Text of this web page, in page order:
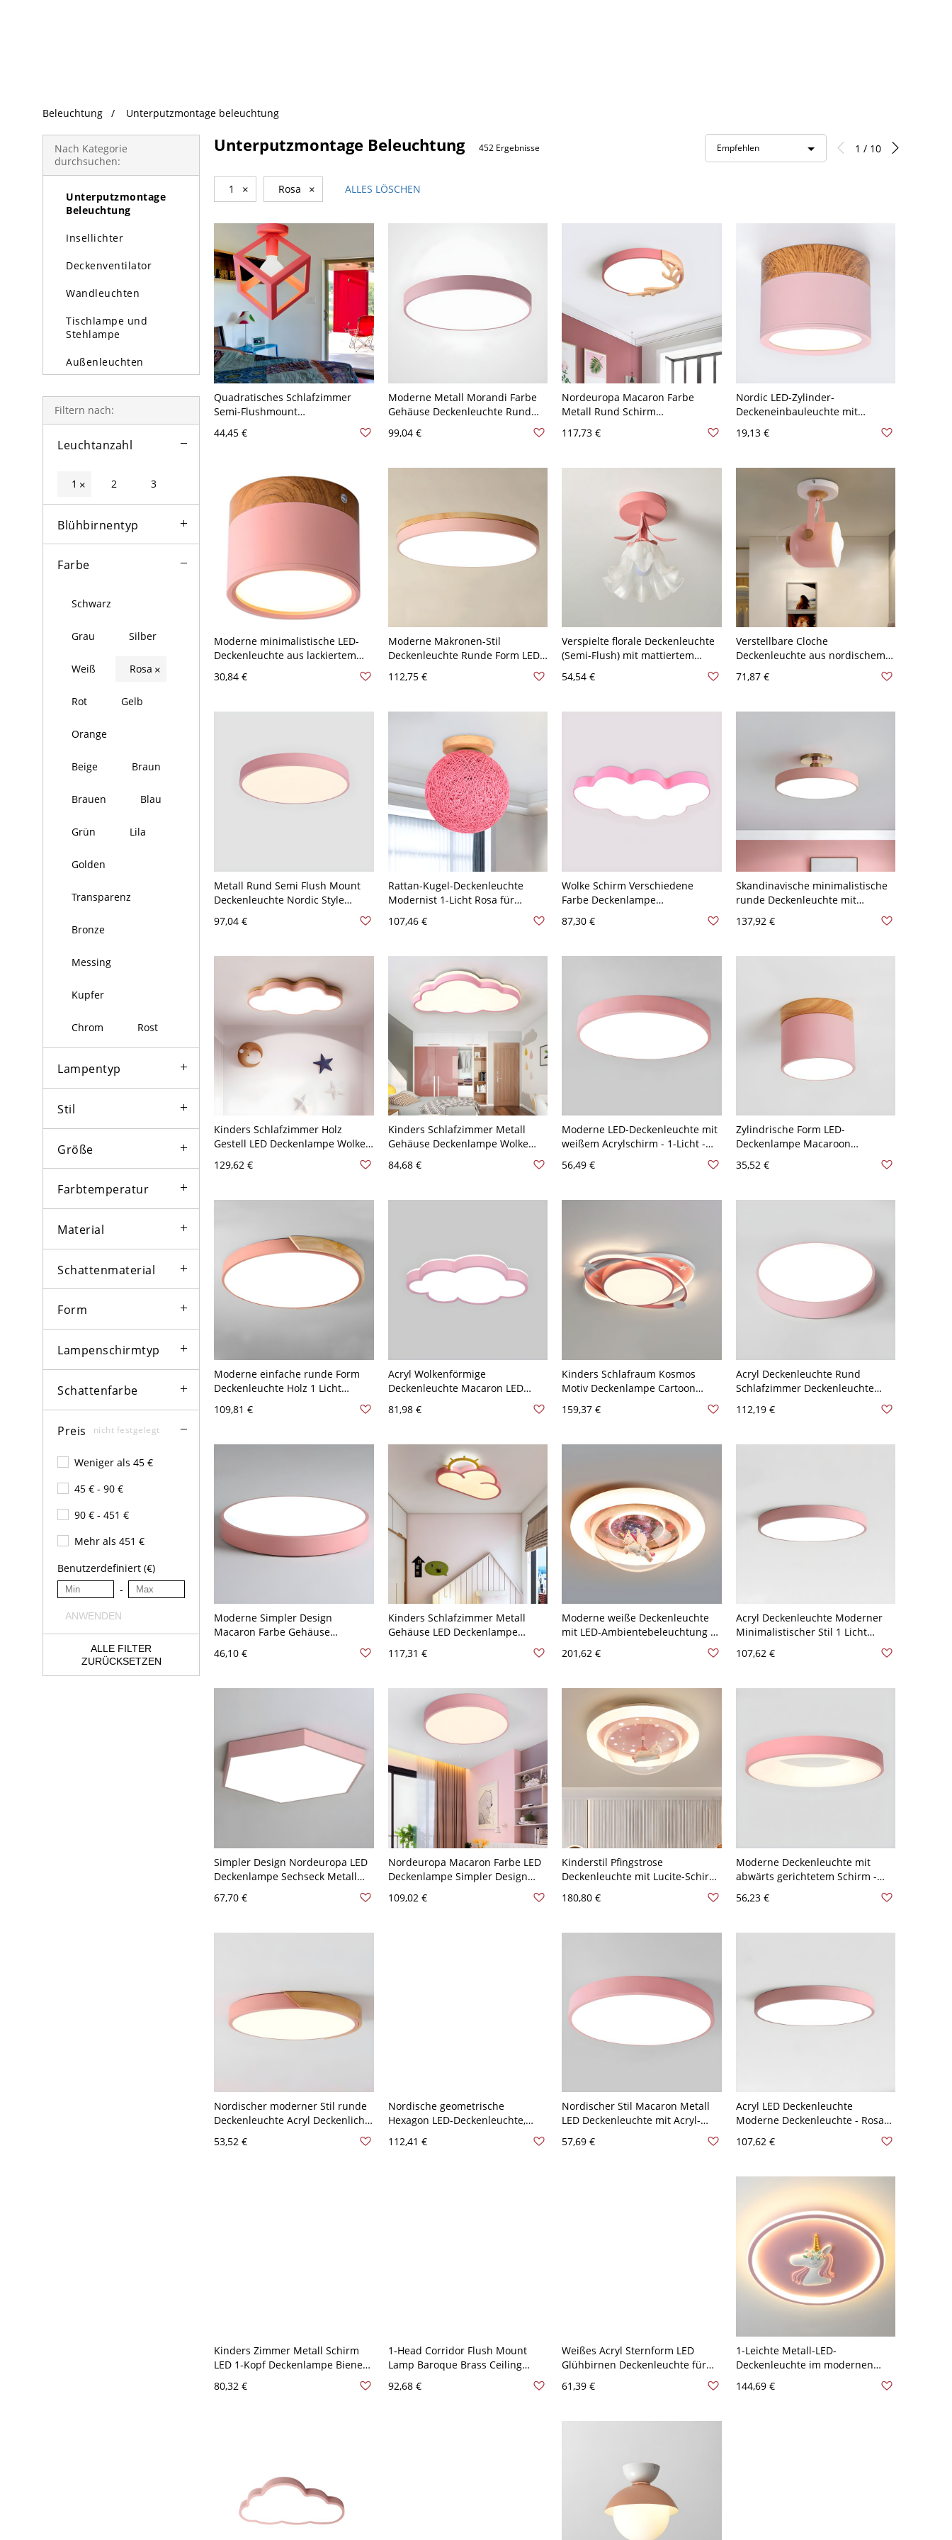
Beleuchtung Unterputzmontage beleuchtung
Nach Kategorie
durchsuchen:
Beleuchtung
Kronleuchter
Pendelleuchte
Unterputzmontage
Beleuchtung
Insellichter
Deckenventilator
Wandleuchten
Tischlampe und
Stehlampe
Außenleuchten
Filtern nach:
Leuchtanzahl
1 × 2 3
Blühbirnentyp
Farbe
Schwarz
Grau Silber
Weiß Rosa ×
Rot Gelb
Orange
Beige Braun
Brauen Blau
Grün Lila
Golden
Transparenz
Bronze
Messing
Kupfer
Chrom Rost
Lampentyp
Stil
Größe
Farbtemperatur
Material
Schattenmaterial
Form
Lampenschirmtyp
Schattenfarbe
Preis nicht festgelegt
Weniger als 45 €
45 € - 90 €
90 € - 451 €
Mehr als 451 €
Benutzerdefiniert (€)
-
ANWENDEN
ALLE FILTER
ZURÜCKSETZEN
Unterputzmontage Beleuchtung 452 Ergebnisse Empfehlen 1 / 10
1 × Rosa × ALLES LÖSCHEN
Quadratisches Schlafzimmer
Semi-Flushmount
Zeitgenössisches Metall 1 Birne
Rosa Flush Deckenleuchte
44,45 €
Moderne Metall Morandi Farbe
Gehäuse Deckenleuchte Rund
Schirm LED 1-Licht Deckenlampe
- Rosa 110V-120V 22,86 cm
99,04 €
Nordeuropa Macaron Farbe
Metall Rund Schirm
Deckenlampe Geweih Dekor LED
1-Licht Deckenleuchte - Rosa
117,73 €
Nordic LED-Zylinder-
Deckeneinbauleuchte mit
Holzmaserung - Rosa 110V-120V
Weißlicht
19,13 €
Moderne minimalistische LED-
Deckenleuchte aus lackiertem
Rosa 110V-120V Weißlicht
30,84 €
Moderne Makronen-Stil
Deckenleuchte Runde Form LED-
Schlafzimmer - Rosa 110V-120V
112,75 €
Verspielte florale Deckenleuchte
(Semi-Flush) mit mattiertem
Glasblütenblatt-Schirm für Flur
und Kinderzimmer - Rosa 110V-
54,54 €
Verstellbare Cloche
Deckenleuchte aus nordischem
Pink für den Flur
71,87 €
Metall Rund Semi Flush Mount
Deckenleuchte Nordic Style
Schlafzimmer Semi Flush Mount
Deckenleuchte - Rosa 110V-120V
97,04 €
Rattan-Kugel-Deckenleuchte
Modernist 1-Licht Rosa für
Badezimmer mit Holz-Canopy, 6"
Dia
107,46 €
Wolke Schirm Verschiedene
Farbe Deckenlampe
Deckenleuchte - Rosa 110V-120V
87,30 €
Skandinavische minimalistische
runde Deckenleuchte mit
goldenen Akzenten - Rosa 110V-
120V 30,48 cm
137,92 €
Kinders Schlafzimmer Holz
Gestell LED Deckenlampe Wolke
Metall Macaron Farbe Schirm 1-
Licht Deckenleuchte - Rosa 110V-
129,62 €
Kinders Schlafzimmer Metall
Gehäuse Deckenlampe Wolke
Deckenleuchte - Rosa 110V-120V
84,68 €
Moderne LED-Deckenleuchte mit
weißem Acrylschirm - 1-Licht -
Weißlicht
56,49 €
Zylindrische Form LED-
Deckenlampe Macaroon
Mount für Balkon - Rosa 110V-
35,52 €
Moderne einfache runde Form
Deckenleuchte Holz 1 Licht
Deckenleuchte LED-Lichter - Rosa
110V-120V 30,48 cm Weißlicht
109,81 €
Acryl Wolkenförmige
Deckenleuchte Macaron LED
Weißlicht Rosa
81,98 €
Kinders Schlafraum Kosmos
Motiv Deckenlampe Cartoon
Deckenleuchte - Rosa 110V-120V
159,37 €
Acryl Deckenleuchte Rund
Schlafzimmer Deckenleuchte
Flush Mount Lichter - Rosa 110V-
120V 30,48 cm
112,19 €
Moderne Simpler Design
Macaron Farbe Gehäuse
Deckenlampe Rund LED 1-Licht
Deckenleuchte - Rosa 110V-120V
46,10 €
Kinders Schlafzimmer Metall
Gehäuse LED Deckenlampe
Deckenleuchte - Rosa 110V-120V
117,31 €
Moderne weiße Deckenleuchte
mit LED-Ambientebeleuchtung -
201,62 €
Acryl Deckenleuchte Moderner
Minimalistischer Stil 1 Licht
Deckenleuchte - Rosa 110V-120V
30,48 cm Rund
107,62 €
Simpler Design Nordeuropa LED
Deckenlampe Sechseck Metall
Schirm 1-Licht Deckenleuchte -
Rosa 110V-120V 40,64 cm
67,70 €
Nordeuropa Macaron Farbe LED
Deckenlampe Simpler Design
Rosa 110V-120V 22,86 cm
109,02 €
Kinderstil Pfingstrose
Deckenleuchte mit Lucite-Schirm,
Wohnnutzung, LED-Leuchte,
180,80 €
Moderne Deckenleuchte mit
abwärts gerichtetem Schirm -
56,23 €
Nordischer moderner Stil runde
Deckenleuchte Acryl Deckenlicht
120V 30,48 cm Weißlicht
53,52 €
Nordische geometrische
Hexagon LED-Deckenleuchte,
ultraschlanke Leuchte - 31,75 cm
110V-120V Rosa
112,41 €
Nordischer Stil Macaron Metall
LED Deckenleuchte mit Acryl-
120V Warm Rosa
57,69 €
Acryl LED Deckenleuchte
Moderne Deckenleuchte - Rosa
107,62 €
Kinders Zimmer Metall Schirm
LED 1-Kopf Deckenlampe Biene
Design Cartoon Deckenleuchte -
Rosa 110V-120V Weißlicht
80,32 €
1-Head Corridor Flush Mount
Lamp Baroque Brass Ceiling
Fixture with Petal Pink/Clear/Blue
Glass Shade - 110V-120V Rosa
92,68 €
Weißes Acryl Sternform LED
Glühbirnen Deckenleuchte für
cm Weißlicht
61,39 €
1-Leichte Metall-LED-
Deckenleuchte im modernen
Kinderzimmer - Rosa 110V-120V
144,69 €